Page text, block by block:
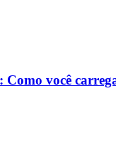
Como você